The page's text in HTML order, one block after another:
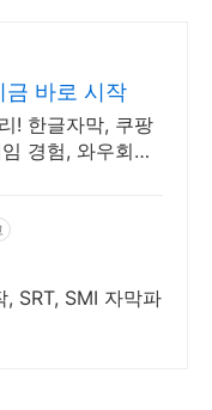
금 바로 시작
! 한글자막, 쿠팡
경험, 와우회원
SRT, SMI 자막파